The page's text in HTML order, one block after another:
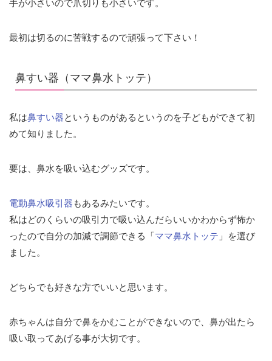
手が小さいので爪切りも小さいです。
最初は切るのに苦戦するので頑張って下さい！
鼻すい器（ママ鼻水トッテ）
私は鼻すい器というものがあるというのを子どもができて初
めて知りました。
要は、鼻水を吸い込むグッズです。
電動鼻水吸引器 もあるみたいです。
私はどのくらいの吸引力で吸い込んだらいいかわからず怖か
ったので自分の加減で調節できる「ママ鼻水トッテ 」を選び
ました。
どちらでも好きな方でいいと思います。
赤ちゃんは自分で鼻をかむことができないので、鼻が出たら
吸い取ってあげる事が大切です。